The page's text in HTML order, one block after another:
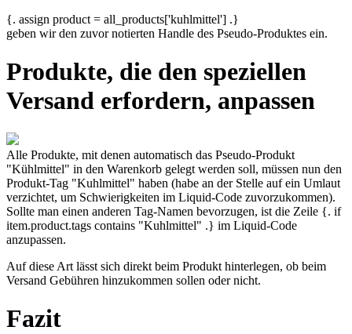
{. assign product = all_products['kuhlmittel'] .}
geben wir den zuvor notierten Handle des Pseudo-Produktes ein.
Produkte, die den speziellen
Versand erfordern, anpassen
Alle Produkte, mit denen automatisch das Pseudo-Produkt
"Kühlmittel" in den Warenkorb gelegt werden soll, müssen nun den
Produkt-Tag "Kuhlmittel" haben (habe an der Stelle auf ein Umlaut
verzichtet, um Schwierigkeiten im Liquid-Code zuvorzukommen).
Sollte man einen anderen Tag-Namen bevorzugen, ist die Zeile {. if
item.product.tags contains "Kuhlmittel" .} im Liquid-Code
anzupassen.
Auf diese Art lässt sich direkt beim Produkt hinterlegen, ob beim
Versand Gebühren hinzukommen sollen oder nicht.
Fazit